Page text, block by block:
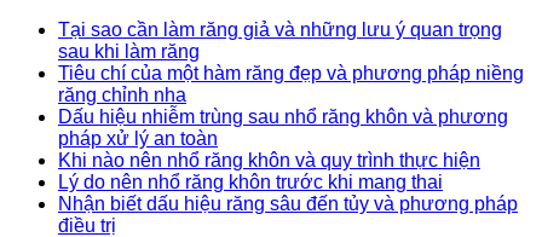
Tại sao cần làm răng giả và những lưu ý quan trọng
sau khi làm răng
Tiêu chí của một hàm răng đẹp và phương pháp niềng
răng chỉnh nha
Dấu hiệu nhiễm trùng sau nhổ răng khôn và phương
pháp xử lý an toàn
Khi nào nên nhổ răng khôn và quy trình thực hiện
Lý do nên nhổ răng khôn trước khi mang thai
Nhận biết dấu hiệu răng sâu đến tủy và phương pháp
điều trị